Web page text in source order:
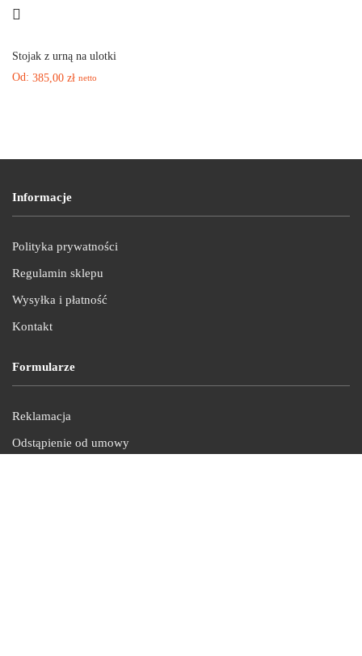
Stojak z urną na ulotki
Od: 385,00 zł netto
Informacje
Polityka prywatności
Regulamin sklepu
Wysyłka i płatność
Kontakt
Formularze
Reklamacja
Odstąpienie od umowy